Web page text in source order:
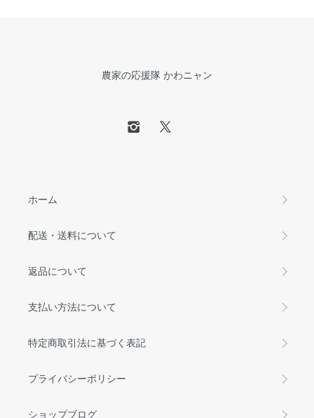
農家の応援隊 かわニャン
ホーム
配送・送料について
返品について
支払い方法について
特定商取引法に基づく表記
プライバシーポリシー
ショップブログ